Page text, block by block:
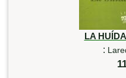
LA
: